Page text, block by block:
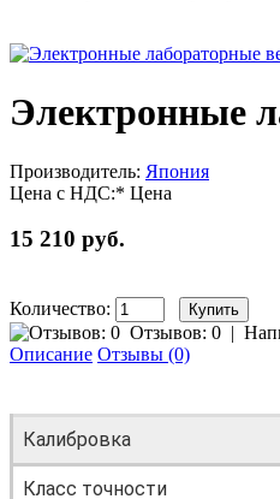
Электронные
Производитель: Япония
Цена с НДС:* Цена
15 210 руб.
Количество:
Отзывов: 0 |
Описание Отзывы (0)
Калибровка
Класс точности